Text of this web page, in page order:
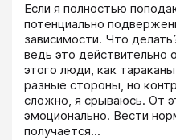
Если я полностью
потенциально
зависимости. Что
ведь это действительно
этого люди, как
разные стороны, но
сложно, я срываюсь. От
эмоционально. Вести
получается...